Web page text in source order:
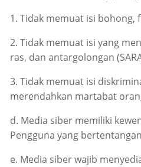
1. Tidak memuat isi bohong,
2. Tidak memuat isi yang
ras, dan antargolongan
3. Tidak memuat isi
merendahkan martabat
d. Media siber memiliki
Pengguna yang
e. Media siber wajib